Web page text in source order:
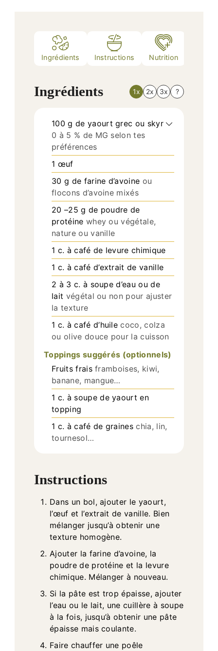
Ingrédients Instructions Nutrition
Ingrédients 1x 2x 3x ?
100 g de yaourt grec ou skyr
0 à 5 % de MG selon tes
préférences
1 œuf
30 g de farine d’avoine ou
flocons d’avoine mixés
20 –25 g de poudre de
protéine whey ou végétale,
nature ou vanille
1 c. à café de levure chimique
1 c. à café d’extrait de vanille
2 à 3 c. à soupe d’eau ou de
lait végétal ou non pour ajuster
la texture
1 c. à café d’huile coco, colza
ou olive douce pour la cuisson
Toppings suggérés (optionnels)
Fruits frais framboises, kiwi,
banane, mangue…
1 c. à soupe de yaourt en
topping
1 c. à café de graines chia, lin,
tournesol…
Instructions
Dans un bol, ajouter le yaourt,
l’œuf et l’extrait de vanille. Bien
mélanger jusqu’à obtenir une
texture homogène.
Ajouter la farine d’avoine, la
poudre de protéine et la levure
chimique. Mélanger à nouveau.
Si la pâte est trop épaisse, ajouter
l’eau ou le lait, une cuillère à soupe
à la fois, jusqu’à obtenir une pâte
épaisse mais coulante.
Faire chauffer une poêle